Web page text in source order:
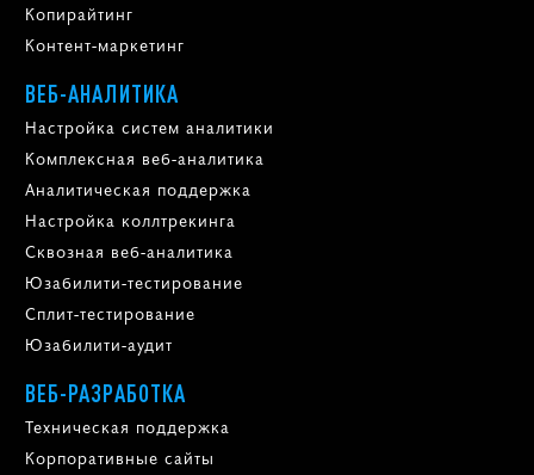
Копирайтинг
Контент-маркетинг
ВЕБ-АНАЛИТИКА
Настройка систем аналитики
Комплексная веб-аналитика
Аналитическая поддержка
Настройка коллтрекинга
Сквозная веб-аналитика
Юзабилити-тестирование
Сплит-тестирование
Юзабилити-аудит
ВЕБ-РАЗРАБОТКА
Техническая поддержка
Корпоративные сайты